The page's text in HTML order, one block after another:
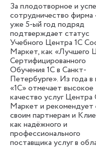
За плодотворное и
сотрудничество фирма
уже 5-ый год подряд
подтверждает статус
Учебного Центра 1С
Маркет, как «Лучшего
Сертифицированного
Обучения 1С в Санкт-
Петербурге». Из года в
«1С» отмечает высокое
качество услуг
Маркет и рекомендует
своим партнерам и
как надёжного и
профессионального
поставщика услуг в